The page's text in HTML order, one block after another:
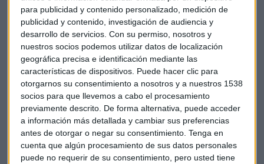
para publicidad y contenido personalizado, medición de
publicidad y contenido, investigación de audiencia y
desarrollo de servicios. Con su permiso, nosotros y
nuestros socios podemos utilizar datos de localización
geográfica precisa e identificación mediante las
características de dispositivos. Puede hacer clic para
otorgarnos su consentimiento a nosotros y a nuestros 1538
socios para que llevemos a cabo el procesamiento
previamente descrito. De forma alternativa, puede acceder
a información más detallada y cambiar sus preferencias
antes de otorgar o negar su consentimiento. Tenga en
cuenta que algún procesamiento de sus datos personales
puede no requerir de su consentimiento, pero usted tiene
cayendo más de un 4% y los recortes dePopular y
Bankinterbajan un 3%, a pesar de que hoy hemos
conocido datos de morosidad de la banca. El ratio de mora
ha caído en noviembre hasta el 10,35% desde el 10.67% de
octubre.Julián Coca, de MCH, aconseja mantenerse fuera
del sector y no descarta que las entidades puedan realizar
nuevas ampliaciones de capital:
*Lo sentimos pero el audio ha sido eliminado